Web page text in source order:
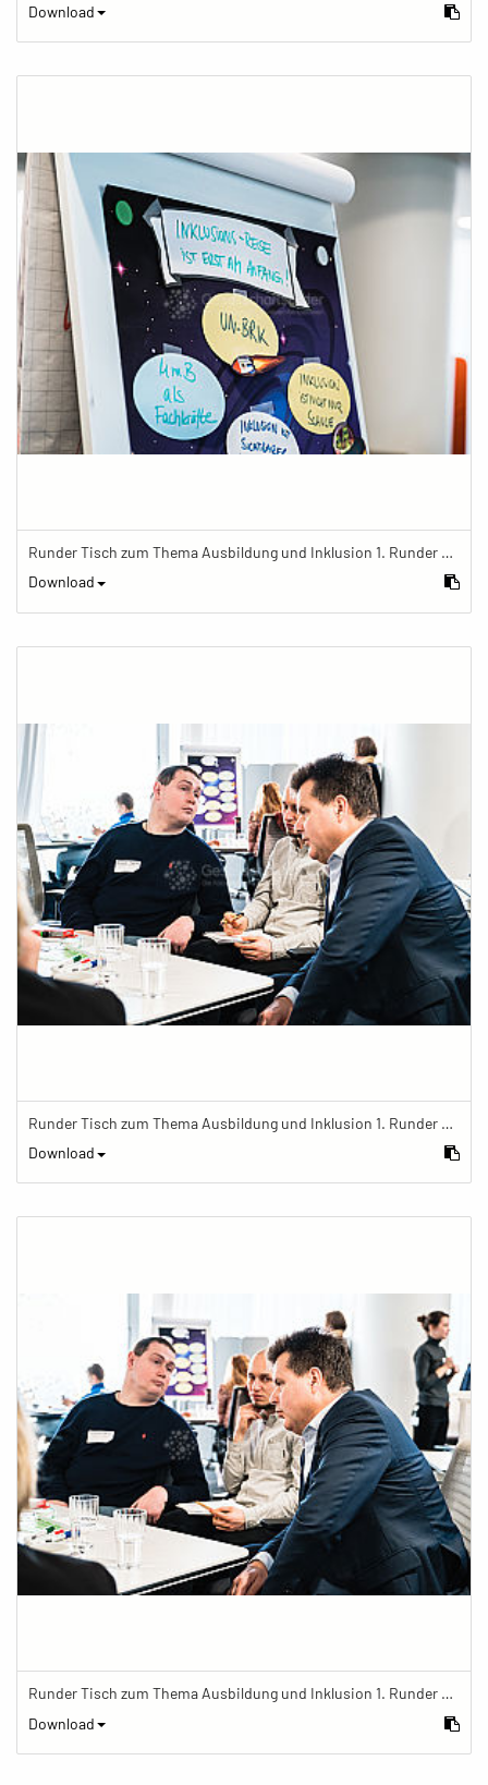
Download
Runder Tisch zum Thema Ausbildung und Inklusion 1. Runder Tisch zu Ausbildung und Inklusion von JOBinklusive
Download
Runder Tisch zum Thema Ausbildung und Inklusion 1. Runder Tisch zu Ausbildung und Inklusion von JOBinklusive
Download
Runder Tisch zum Thema Ausbildung und Inklusion 1. Runder Tisch zu Ausbildung und Inklusion von JOBinklusive
Download